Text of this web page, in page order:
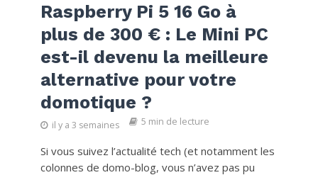
Raspberry Pi 5 16 Go à
plus de 300 € : Le Mini PC
est-il devenu la meilleure
alternative pour votre
domotique ?
il y a 3 semaines 5 min de lecture
Si vous suivez l’actualité tech (et notamment les
colonnes de domo-blog, vous n’avez pas pu